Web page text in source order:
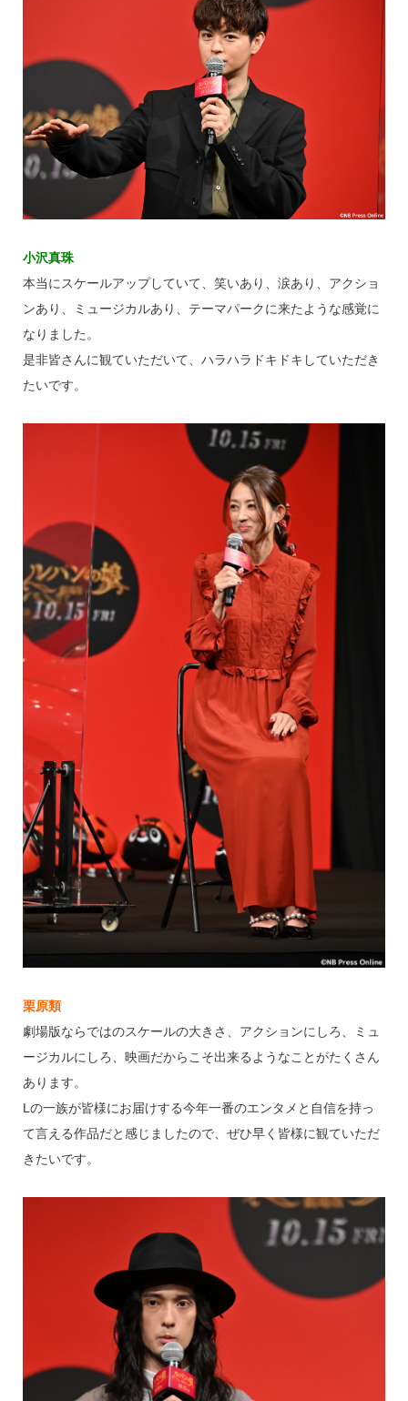
小沢真珠
本当にスケールアップしていて、笑いあり、涙あり、アクショ
ンあり、ミュージカルあり、テーマパークに来たような感覚に
なりました。
是非皆さんに観ていただいて、ハラハラドキドキしていただき
たいです。
栗原類
劇場版ならではのスケールの大きさ、アクションにしろ、ミュ
ージカルにしろ、映画だからこそ出来るようなことがたくさん
あります。
Lの一族が皆様にお届けする今年一番のエンタメと自信を持っ
て言える作品だと感じましたので、ぜひ早く皆様に観ていただ
きたいです。